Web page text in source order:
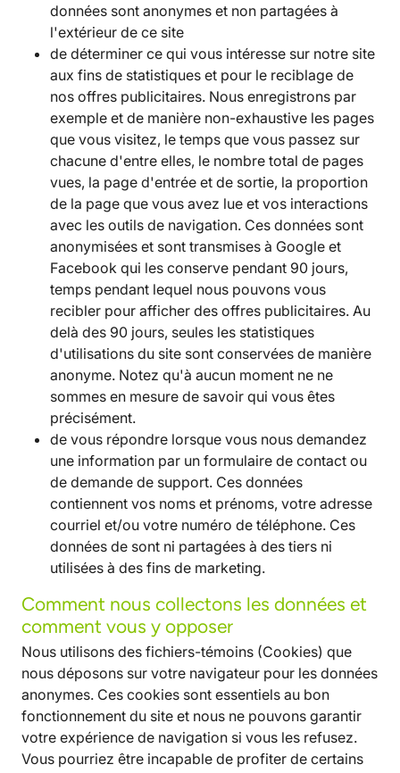
données sont anonymes et non partagées à
l'extérieur de ce site
de déterminer ce qui vous intéresse sur notre site
aux fins de statistiques et pour le reciblage de
nos offres publicitaires. Nous enregistrons par
exemple et de manière non-exhaustive les pages
que vous visitez, le temps que vous passez sur
chacune d'entre elles, le nombre total de pages
vues, la page d'entrée et de sortie, la proportion
de la page que vous avez lue et vos interactions
avec les outils de navigation. Ces données sont
anonymisées et sont transmises à Google et
Facebook qui les conserve pendant 90 jours,
temps pendant lequel nous pouvons vous
recibler pour afficher des offres publicitaires. Au
delà des 90 jours, seules les statistiques
d'utilisations du site sont conservées de manière
anonyme. Notez qu'à aucun moment ne ne
sommes en mesure de savoir qui vous êtes
précisément.
de vous répondre lorsque vous nous demandez
une information par un formulaire de contact ou
de demande de support. Ces données
contiennent vos noms et prénoms, votre adresse
courriel et/ou votre numéro de téléphone. Ces
données de sont ni partagées à des tiers ni
utilisées à des fins de marketing.
Comment nous collectons les données et
comment vous y opposer
Nous utilisons des fichiers-témoins (Cookies) que
nous déposons sur votre navigateur pour les données
anonymes. Ces cookies sont essentiels au bon
fonctionnement du site et nous ne pouvons garantir
votre expérience de navigation si vous les refusez.
Vous pourriez être incapable de profiter de certains